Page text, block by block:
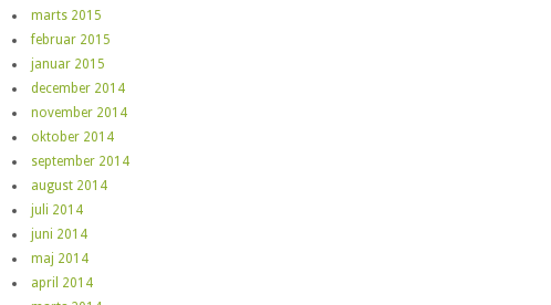
marts 2015
februar 2015
januar 2015
december 2014
november 2014
oktober 2014
september 2014
august 2014
juli 2014
juni 2014
maj 2014
april 2014